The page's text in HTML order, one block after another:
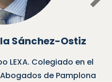
Ostiz
Colegiado en el
de Pamplona